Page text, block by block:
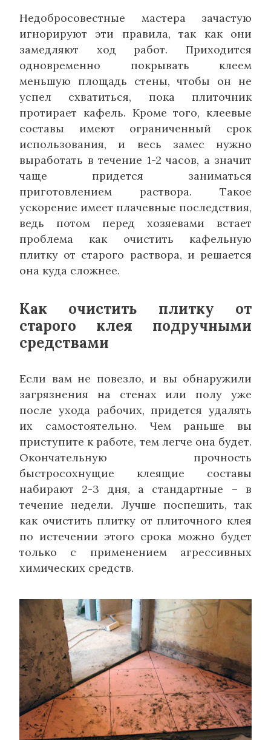
Недобросовестные мастера зачастую
игнорируют эти правила, так как они
замедляют ход работ. Приходится
одновременно покрывать клеем
меньшую площадь стены, чтобы он не
успел схватиться, пока плиточник
протирает кафель. Кроме того, клеевые
составы имеют ограниченный срок
использования, и весь замес нужно
выработать в течение 1-2 часов, а значит
чаще придется заниматься
приготовлением раствора. Такое
ускорение имеет плачевные последствия,
ведь потом перед хозяевами встает
проблема как очистить кафельную
плитку от старого раствора, и решается
она куда сложнее.
Как очистить плитку от
старого клея подручными
средствами
Если вам не повезло, и вы обнаружили
загрязнения на стенах или полу уже
после ухода рабочих, придется удалять
их самостоятельно. Чем раньше вы
приступите к работе, тем легче она будет.
Окончательную прочность
быстросохнущие клеящие составы
набирают 2-3 дня, а стандартные – в
течение недели. Лучше поспешить, так
как очистить плитку от плиточного клея
по истечении этого срока можно будет
только с применением агрессивных
химических средств.